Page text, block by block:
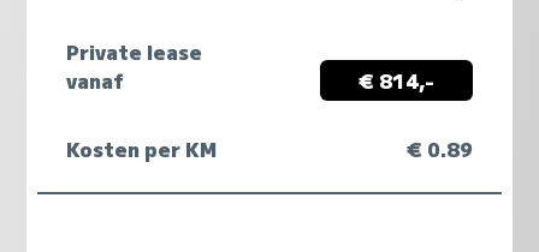
Private lease
vanaf
€ 814,-
Kosten per KM € 0.89